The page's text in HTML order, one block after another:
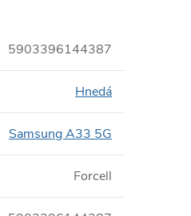
5903396144387
Hnedá
Samsung A33 5G
Forcell